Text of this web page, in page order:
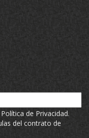
Política de Privacidad.
del contrato de